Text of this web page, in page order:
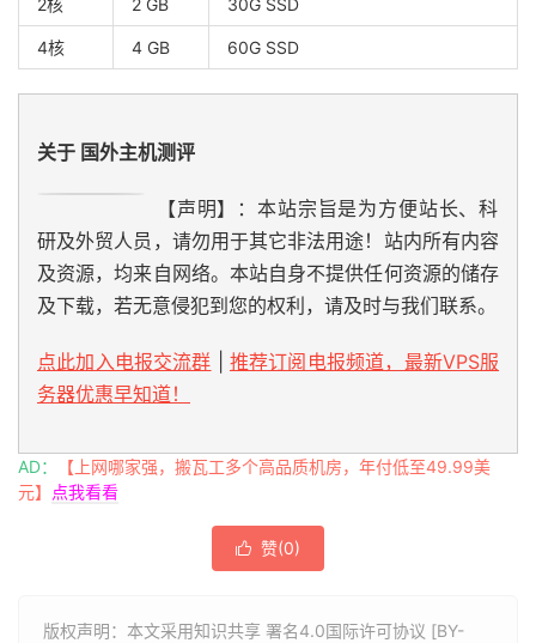
2核 2 GB 30G SSD
4核 4 GB 60G SSD
关于 国外主机测评
【声明】：本站宗旨是为方便站长、科
研及外贸人员，请勿用于其它非法用途！站内所有内容
及资源，均来自网络。本站自身不提供任何资源的储存
及下载，若无意侵犯到您的权利，请及时与我们联系。
点此加入电报交流群
推荐订阅电报频道，最新VPS服
务器优惠早知道！
AD：
【上网哪家强，搬瓦工多个高品质机房，年付低至49.99美
元】 点我看看
 赞(0)
版权声明：本文采用知识共享 署名4.0国际许可协议 [BY-